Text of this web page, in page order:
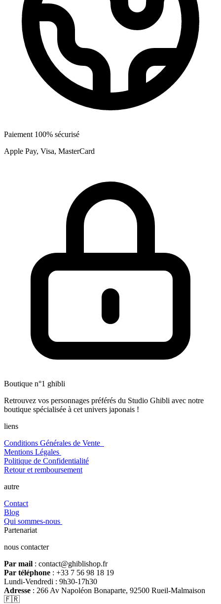
Paiement 100% sécurisé
Apple Pay, Visa, MasterCard
Boutique n°1 ghibli
Retrouvez vos personnages préférés du Studio Ghibli avec notre
boutique spécialisée à cet univers japonais !
liens
Conditions Générales de Vente
Mentions Légales
Politique de Confidentialité
Retour et remboursement
autre
Contact
Blog
Qui sommes-nous
Partenariat
nous contacter
Par mail : contact@ghiblishop.fr
Par téléphone : +33 7 56 98 18 19
Lundi-Vendredi : 9h30-17h30
Adresse : 266 Av Napoléon Bonaparte, 92500 Rueil-Malmaison
🇫🇷